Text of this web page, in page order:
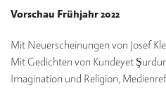
Vorschau Frühjahr 2022
Mit Neuerscheinungen von Josef
Mit Gedichten von Kundeyet
Imagination und Religion,